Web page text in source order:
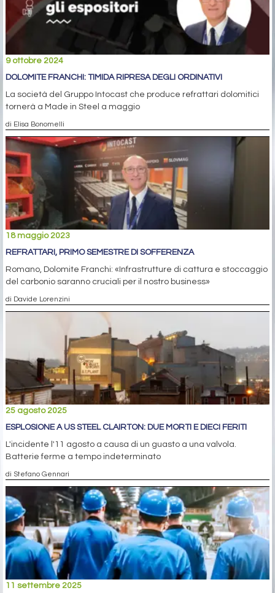
9 ottobre 2024
DOLOMITE FRANCHI: TIMIDA RIPRESA DEGLI ORDINATIVI
La società del Gruppo Intocast che produce refrattari dolomitici
tornerà a Made in Steel a maggio
di Elisa Bonomelli
18 maggio 2023
REFRATTARI, PRIMO SEMESTRE DI SOFFERENZA
Romano, Dolomite Franchi: «Infrastrutture di cattura e stoccaggio
del carbonio saranno cruciali per il nostro business»
di Davide Lorenzini
25 agosto 2025
ESPLOSIONE A US STEEL CLAIRTON: DUE MORTI E DIECI FERITI
L'incidente l'11 agosto a causa di un guasto a una valvola.
Batterie ferme a tempo indeterminato
di Stefano Gennari
11 settembre 2025